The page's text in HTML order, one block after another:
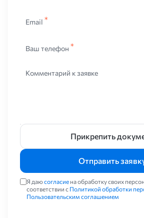
промышленных предприятиях по
строительных смесей.
Email
Ваш телефон
Комментарий к заявке
Прикрепить
Отправить
Я даюсогласие на обработку своих
соответствии с Политикой обработки
Пользовательским соглашением